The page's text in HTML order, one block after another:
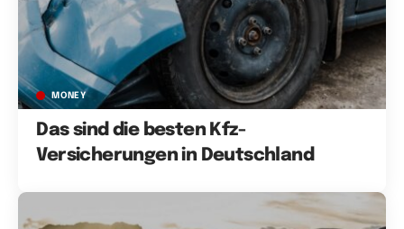
MONEY
Das sind die besten Kfz-
Versicherungen in Deutschland